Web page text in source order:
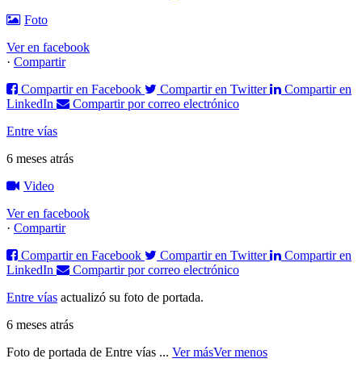
Foto
Ver en facebook
· Compartir
Compartir en Facebook
Compartir en Twitter
Compartir en
LinkedIn
Compartir por correo electrónico
Entre vías
6 meses atrás
Video
Ver en facebook
· Compartir
Compartir en Facebook
Compartir en Twitter
Compartir en
LinkedIn
Compartir por correo electrónico
Entre vías actualizó su foto de portada.
6 meses atrás
Foto de portada de Entre vías ... Ver másVer menos